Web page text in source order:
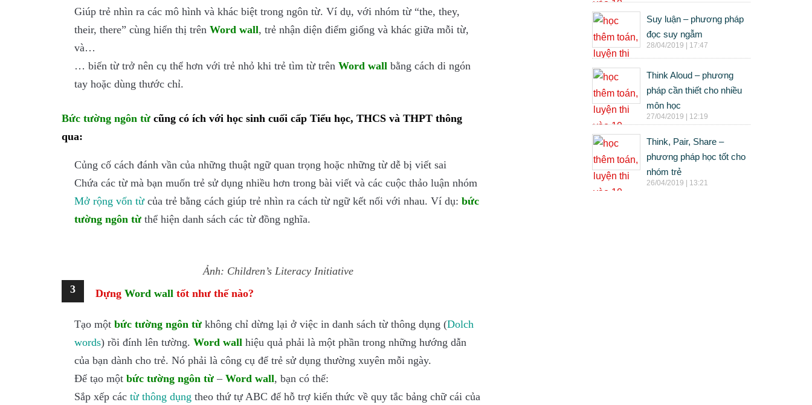
Giúp trẻ nhìn ra các mô hình và khác biệt trong ngôn từ. Ví dụ, với nhóm từ “the, they,
their, there” cùng hiển thị trên Word wall, trẻ nhận diện điểm giống và khác giữa mỗi từ,
và…
… biến từ trở nên cụ thể hơn với trẻ nhỏ khi trẻ tìm từ trên Word wall bằng cách di ngón
tay hoặc dùng thước chỉ.
Bức tường ngôn từ cũng có ích với học sinh cuối cấp Tiểu học, THCS và THPT thông
qua:
Củng cố cách đánh vần của những thuật ngữ quan trọng hoặc những từ dễ bị viết sai
Chứa các từ mà bạn muốn trẻ sử dụng nhiều hơn trong bài viết và các cuộc thảo luận nhóm
Mở rộng vốn từcủa trẻ bằng cách giúp trẻ nhìn ra cách từ ngữ kết nối với nhau. Ví dụ: bức
tường ngôn từ thể hiện danh sách các từ đồng nghĩa.
Ảnh: Children’s Literacy Initiative
3
Dựng Word wall tốt như thế nào?
Tạo một bức tường ngôn từ không chỉ dừng lại ở việc in danh sách từ thông dụng (Dolch
words) rồi đính lên tường. Word wall hiệu quả phải là một phần trong những hướng dẫn
của bạn dành cho trẻ. Nó phải là công cụ để trẻ sử dụng thường xuyên mỗi ngày.
Để tạo một bức tường ngôn từ – Word wall, bạn có thể:
Sắp xếp các từ thông dụng theo thứ tự ABC để hỗ trợ kiến thức về quy tắc bảng chữ cái của
Suy luận – phương pháp
đọc suy ngẫm
28/04/2019 | 17:47
Think Aloud – phương
pháp cần thiết cho nhiều
môn học
27/04/2019 | 12:19
Think, Pair, Share –
phương pháp học tốt cho
nhóm trẻ
26/04/2019 | 13:21